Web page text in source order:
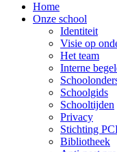
Home
Onze school
Identiteit
Visie op
Het team
Interne
Schoolgids
Schooltijden
Privacy
Stichting
Bibliotheek